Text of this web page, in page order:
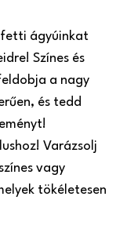
ágyúinkat
Színes és
a nagy
és tedd
Varázsolj
vagy
tökéletesen